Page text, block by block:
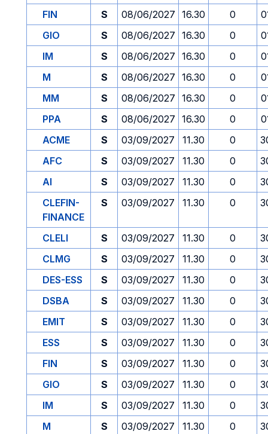
FIN
S 08/06/2027 16.30 0
GIO
S 08/06/2027 16.30 0
IM
S 08/06/2027 16.30 0
M
S 08/06/2027 16.30 0
MM
S 08/06/2027 16.30 0
PPA
S 08/06/2027 16.30 0
ACME
S 03/09/2027 11.30 0
AFC
S 03/09/2027 11.30 0
AI
S 03/09/2027 11.30 0
CLEFIN-
FINANCE
S 03/09/2027 11.30 0
CLELI S 03/09/2027 11.30 0
CLMG
S 03/09/2027 11.30 0
DES-ESS
S 03/09/2027 11.30 0
DSBA
S 03/09/2027 11.30 0
EMIT
S 03/09/2027 11.30 0
ESS
S 03/09/2027 11.30 0
FIN
S 03/09/2027 11.30 0
GIO
S 03/09/2027 11.30 0
IM
S 03/09/2027 11.30 0
M
S 03/09/2027 11.30 0